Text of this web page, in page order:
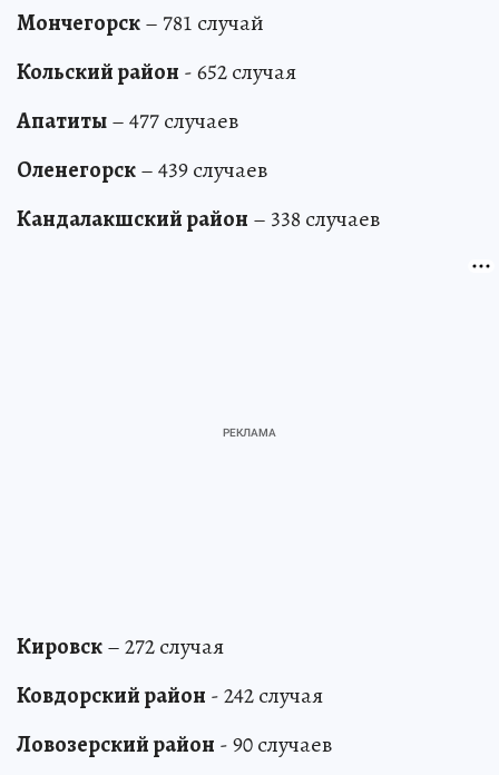
Мончегорск– 781 случай
Кольский район - 652 случая
Апатиты– 477 случаев
Оленегорск– 439 случаев
Кандалакшский район – 338 случаев
Кировск– 272 случая
Ковдорский район - 242 случая
Ловозерский район - 90 случаев